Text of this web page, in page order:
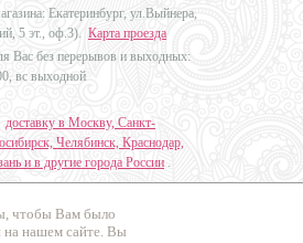
чтобы Вам было
на нашем сайте. Вы
Екатеринбург, ул.Выйнера,
5 эт., оф.3). Карта проезда
Вас без перерывов и выходных:
вс выходной
доставку в Москву, Санкт-
Челябинск, Краснодар,
и в другие города России .
Мальцева